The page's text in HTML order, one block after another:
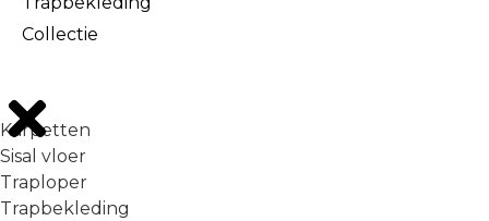
Collectie
Karpetten
Sisal vloer
Traploper
Trapbekleding